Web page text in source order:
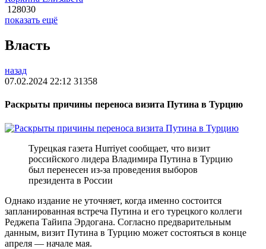
128030
показать ещё
Власть
назад
07.02.2024 22:12 31358
Раскрыты причины переноса визита Путина в Турцию
Турецкая газета Hurriyet сообщает, что визит
российского лидера Владимира Путина в Турцию
был перенесен из-за проведения выборов
президента в России
Однако издание не уточняет, когда именно состоится
запланированная встреча Путина и его турецкого коллеги
Реджепа Тайипа Эрдогана. Согласно предварительным
данным, визит Путина в Турцию может состояться в конце
апреля — начале мая.